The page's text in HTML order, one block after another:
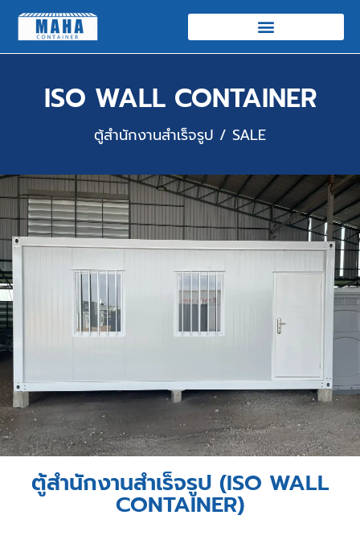
ISO WALL CONTAINER
ตู้สำนักงานสำเร็จรูป / SALE
ตู้สำนักงานสำเร็จรูป (ISO WALL
CONTAINER)